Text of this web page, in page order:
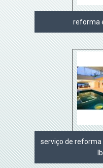
reforma
serviço de